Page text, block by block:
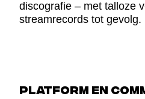
discografie – met talloze
streamrecords tot gevolg.
PLATFORM EN